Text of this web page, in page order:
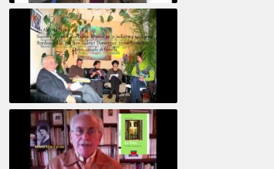
Le pervers narcissique et son complice
Revisitant le corps familial